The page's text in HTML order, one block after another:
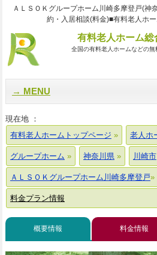
ＡＬＳＯＫグループホーム川崎多摩登戸(神
約・入居相談(料金)■有料老人ホ
有料老人ホーム
全国の有料老人ホームなどの
MENU
現在地 ：
有料老人ホームトップページ
老人ホ
グループホーム 神奈川県 川崎市
ＡＬＳＯＫグループホーム川崎多摩登戸
料金プラン情報
概要情報 料金情報